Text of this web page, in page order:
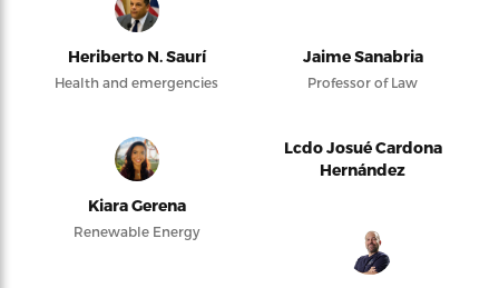
Heriberto N. Saurí
Health and emergencies
Jaime Sanabria
Professor of Law
Kiara Gerena
Renewable Energy
Lcdo Josué Cardona
Hernández